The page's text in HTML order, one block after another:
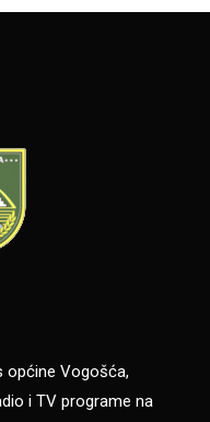
općine Vogošća,
i TV programe na